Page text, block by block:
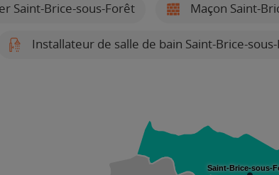
Saint-Brice-sous-Forêt Maçon Saint-
Installateur de salle de bain Saint-Brice-
Saint-Brice-sous-